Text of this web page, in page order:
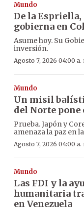
Mundo
De la
gobierna en
Asume hoy. Su
inversión.
Agosto 7, 2026 04:00 a.
Mundo
Un misil
del Norte pone
Prueba. Japón y
amenaza la paz en
Agosto 7, 2026 04:00 a.
Mundo
Las FDI y la
humanitaria
en Venezuela